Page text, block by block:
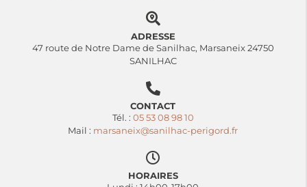
ADRESSE
47 route de Notre Dame de Sanilhac, Marsaneix 24750
SANILHAC
CONTACT
Tél. : 05 53 08 98 10
Mail : marsaneix@sanilhac-perigord.fr
HORAIRES